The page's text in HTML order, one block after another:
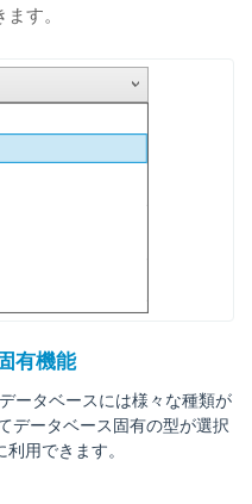
す。
有機能
ータベースには様々な種類が
データベース固有の型が選択
用できます。